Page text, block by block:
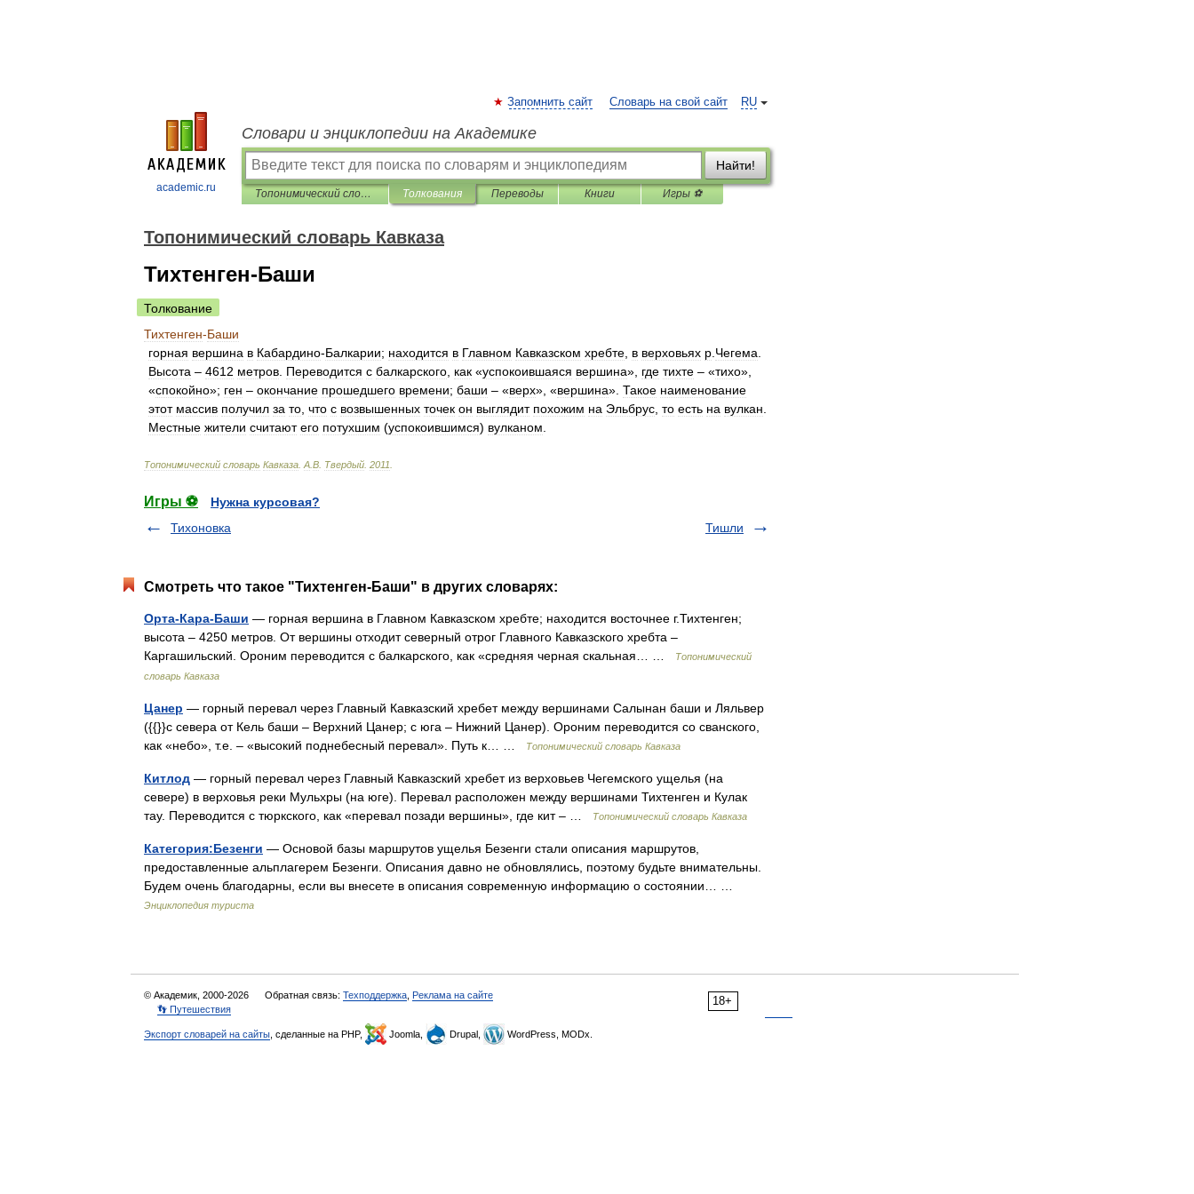
academic.ru
RU
Запомнить сайт Словарь на свой сайт
Словари и энциклопедии на Академике
Найти!
Топонимический словарь Кавказа Толкования Переводы Книги Игры ⚽
Топонимический словарь Кавказа
Тихтенген-Баши
Толкование
Тихтенген-Баши
горная вершина в Кабардино-Балкарии; находится в Главном Кавказском хребте в верховьях р Чегема
Высота – 4612 метров Переводится с балкарского как «успокоившаяся вершина», где тихте – «тихо»,
«спокойно»; ген – окончание прошедшего времени; баши – «верх», «вершина». Такое наименование
этот массив получил за то что с возвышенных точек он выглядит похожим на Эльбрус то есть на вулкан
Местные жители считают его потухшим (успокоившимся) вулканом
Топонимический словарь Кавказа А В Твердый 2011
Игры ⚽
Нужна курсовая?
Тихоновка
Тишли
Смотреть что такое "Тихтенген-Баши" в других словарях:
Орта-Кара-Баши — горная вершина в Главном Кавказском хребте; находится восточнее г.Тихтенген;
высота – 4250 метров. От вершины отходит северный отрог Главного Кавказского хребта –
Каргашильский. Ороним переводится с балкарского, как «средняя черная скальная… …
Топонимический
словарь Кавказа
Цанер — горный перевал через Главный Кавказский хребет между вершинами Салынан баши и Ляльвер
({{}}с севера от Кель баши – Верхний Цанер; с юга – Нижний Цанер). Ороним переводится со сванского,
как «небо», т.е. – «высокий поднебесный перевал». Путь к… …
Топонимический словарь Кавказа
Китлод — горный перевал через Главный Кавказский хребет из верховьев Чегемского ущелья (на
севере) в верховья реки Мульхры (на юге). Перевал расположен между вершинами Тихтенген и Кулак
тау. Переводится с тюркского, как «перевал позади вершины», где кит – …
Топонимический словарь Кавказа
Категория:Безенги — Основой базы маршрутов ущелья Безенги стали описания маршрутов,
предоставленные альплагерем Безенги. Описания давно не обновлялись, поэтому будьте внимательны.
Будем очень благодарны, если вы внесете в описания современную информацию о состоянии… …
Энциклопедия туриста
18+
© Академик, 2000-2026 Обратная связь: Техподдержка Реклама на сайте
👣 Путешествия
Экспорт словарей на сайты , сделанные на PHP, Joomla, Drupal, WordPress, MODx.